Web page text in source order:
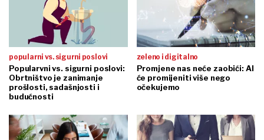
popularni vs. sigurni poslovi
Popularvni vs. sigurni poslovi:
Obrtništvo je zanimanje
prošlosti, sadašnjosti i
budućnosti
zeleno i digitalno
Promjene nas neće zaobići: AI
će promijeniti više nego
očekujemo